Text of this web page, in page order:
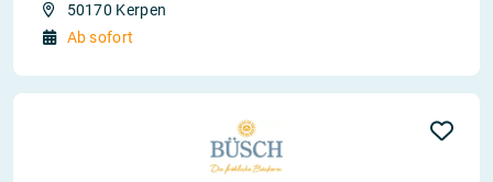
50170 Kerpen
Ab sofort